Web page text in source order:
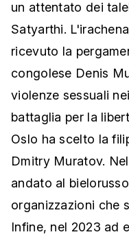
un attentato dei
Satyarthi.
ricevuto la
congolese Denis
violenze sessuali
battaglia per la
Oslo ha scelto la
Dmitry Muratov.
andato al
organizzazioni che
Infine, nel 2023 ad